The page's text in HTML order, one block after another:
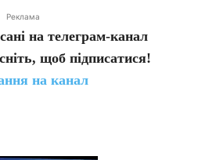
Реклама
на телеграм-канал
щоб підписатися!
на канал